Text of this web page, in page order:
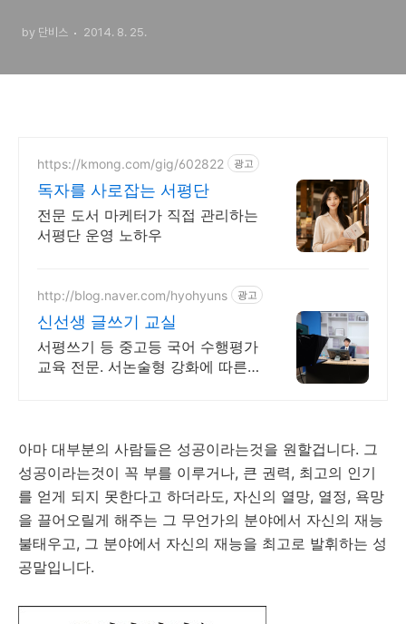
는 책
by 단비스 2014. 8. 25.
https://kmong.com/gig/602822 광고
독자를 사로잡는 서평단
전문 도서 마케터가 직접 관리하는
서평단 운영 노하우
http://blog.naver.com/hyohyuns 광고
신선생 글쓰기 교실
서평쓰기 등 중고등 국어 수행평가
교육 전문. 서논술형 강화에 따른
아마 대부분의 사람들은 성공이라는것을 원할겁니다. 그
성공이라는것이 꼭 부를 이루거나, 큰 권력, 최고의 인기
를 얻게 되지 못한다고 하더라도, 자신의 열망, 열정, 욕망
을 끌어오릴게 해주는 그 무언가의 분야에서 자신의 재능
불태우고, 그 분야에서 자신의 재능을 최고로 발휘하는 성
공말입니다.